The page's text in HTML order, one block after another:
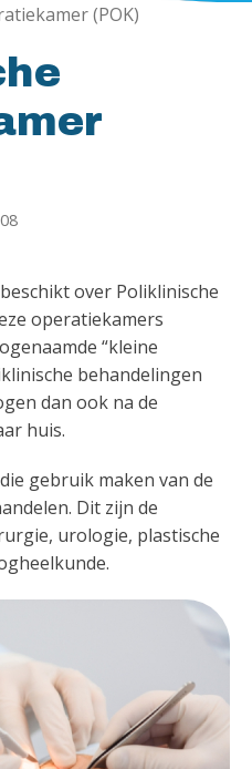
(POK)
over Poliklinische
operatiekamers
“kleine
behandelingen
dan ook na de
huis.
gebruik maken van de
Dit zijn de
urologie, plastische